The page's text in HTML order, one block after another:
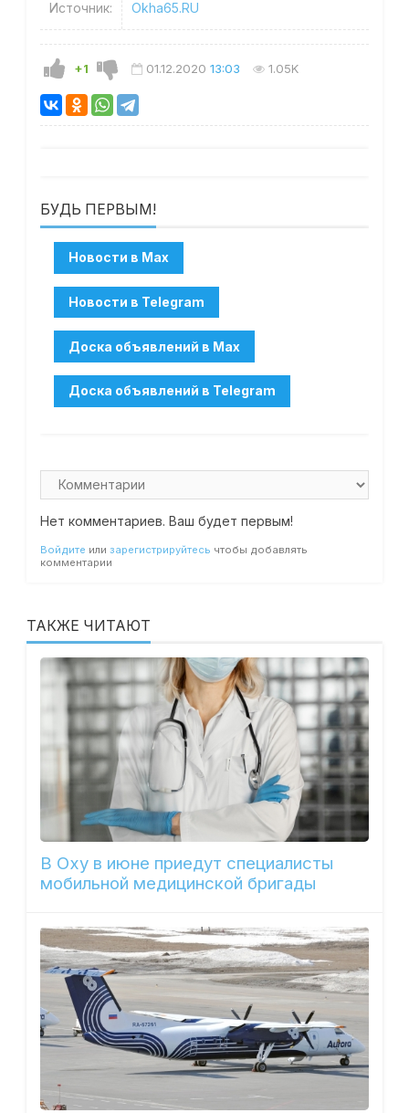
Источник: Okha65.RU
+1 01.12.2020 13:03 1.05K
БУДЬ ПЕРВЫМ!
Нет комментариев. Ваш будет первым!
Войдите или зарегистрируйтесь чтобы добавлять
комментарии
ТАКЖЕ ЧИТАЮТ
В Оху в июне приедут специалисты
мобильной медицинской бригады